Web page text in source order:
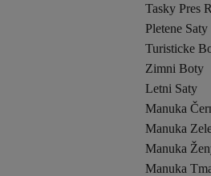
Tasky Pres
Pletene Saty
Turisticke
Zimni Boty
Letni Saty
Manuka
Manuka
Manuka
Manuka